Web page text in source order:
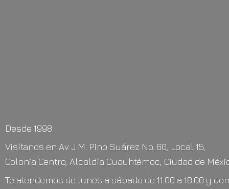
Desde 1998
Visítanos en Av. J.M. Pino Suárez No. 60, Local 15,
Colonia Centro, Alcaldía Cuauhtémoc, Ciudad de
Te atendemos de lunes a sábado de 11:00 a 18:00 y